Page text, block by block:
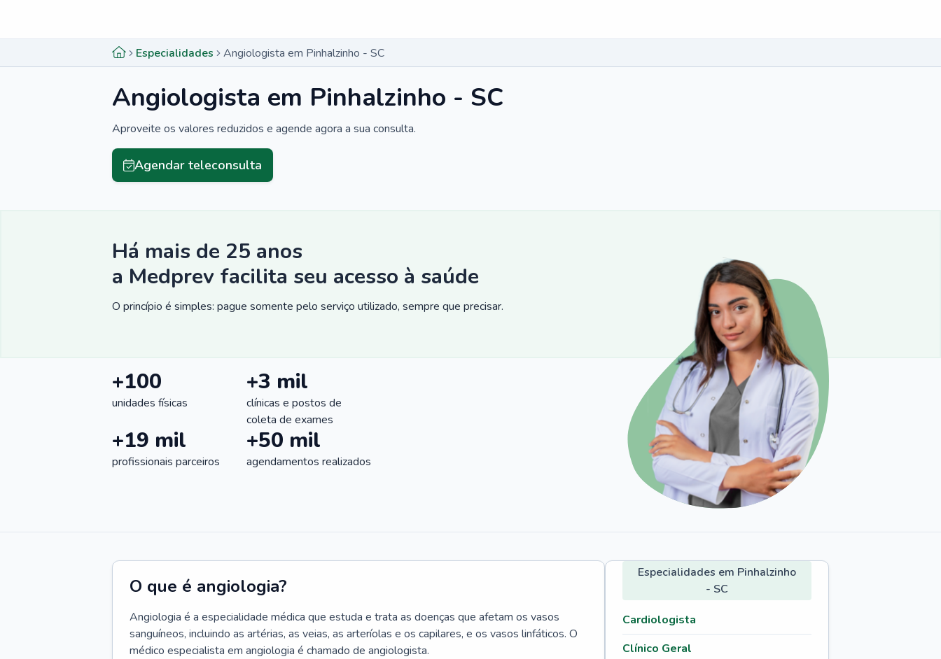
Especialidades Angiologista em Pinhalzinho - SC
Angiologista em Pinhalzinho - SC
Aproveite os valores reduzidos e agende agora a sua consulta.
Agendar teleconsulta
Há mais de 25 anos
a Medprev facilita seu acesso à saúde
O princípio é simples: pague somente pelo serviço utilizado, sempre que precisar.
+100
unidades físicas
+3 mil
clínicas e postos de
coleta de exames
+19 mil
profissionais parceiros
+50 mil
agendamentos realizados
O que é angiologia?
Angiologia é a especialidade médica que estuda e trata as doenças que afetam os vasos
sanguíneos, incluindo as artérias, as veias, as arteríolas e os capilares, e os vasos linfáticos. O
médico especialista em angiologia é chamado de angiologista.
Especialidades em Pinhalzinho
- SC
Cardiologista
Clínico Geral